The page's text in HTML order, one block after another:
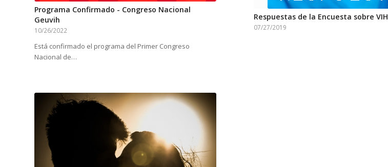
Programa Confirmado - Congreso Nacional
Geuvih
10/26/2022
Está confirmado el programa del Primer Congreso
Nacional de…
Respuestas de la Encuesta sobre VIH
07/27/2019